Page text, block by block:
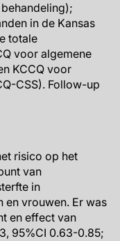
in de Kansas
totale
voor algemene
KCCQ voor
CSS). Follow-up
risico op het
van
in
en vrouwen. Er was
en effect van
95%CI 0.63-0.85;